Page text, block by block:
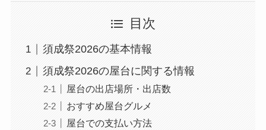
目次
須成祭2026の基本情報
須成祭2026の屋台に関する情報
屋台の出店場所・出店数
おすすめ屋台グルメ
屋台での支払い方法